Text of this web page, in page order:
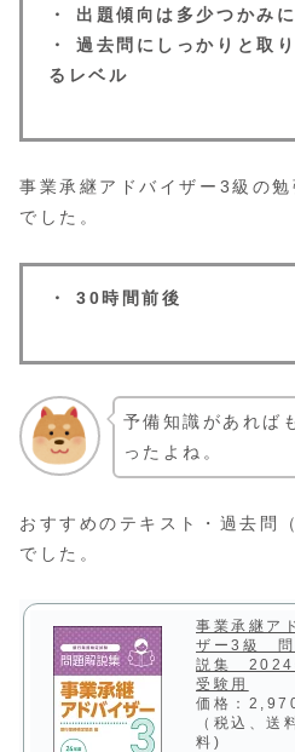
・ 出題傾向は多少つかみ
・ 過去問にしっかりと取
るレベル
事業承継アドバイザー3級の
でした。
・ 30時間前後
予備知識があれば
ったよね。
おすすめのテキスト・過去問
でした。
事業承継ア
ザー3級 問
説集 2024
受験用
価格：
（税込、送
料)